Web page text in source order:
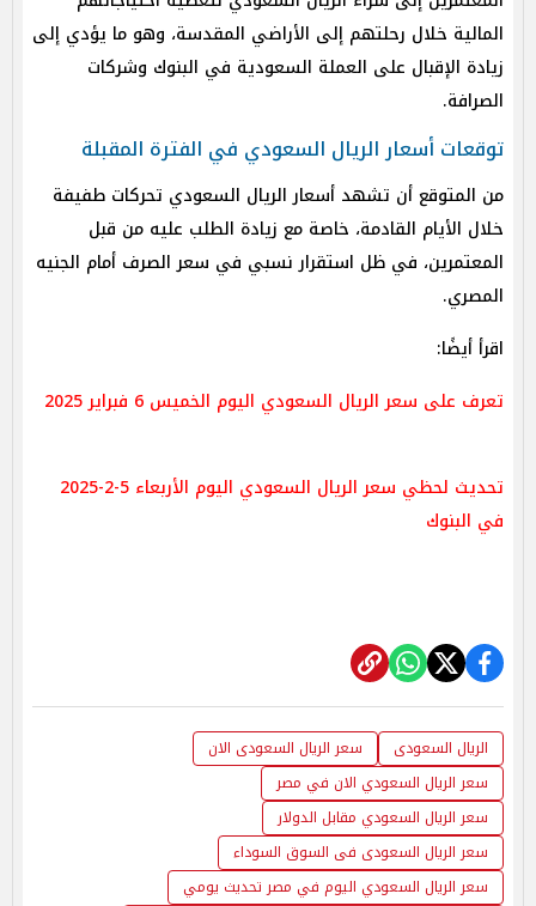
المالية خلال رحلتهم إلى الأراضي المقدسة، وهو ما يؤدي إلى
زيادة الإقبال على العملة السعودية في البنوك وشركات
الصرافة.
توقعات أسعار الريال السعودي في الفترة المقبلة
من المتوقع أن تشهد أسعار الريال السعودي تحركات طفيفة
خلال الأيام القادمة، خاصة مع زيادة الطلب عليه من قبل
المعتمرين، في ظل استقرار نسبي في سعر الصرف أمام الجنيه
المصري.
اقرأ أيضًا:
تعرف على سعر الريال السعودي اليوم الخميس 6 فبراير 2025
تحديث لحظي سعر الريال السعودي اليوم الأربعاء 5-2-2025
في البنوك
الريال السعودى
سعر الريال السعودى الان
سعر الريال السعودي الان في مصر
سعر الريال السعودي مقابل الدولار
سعر الريال السعودى فى السوق السوداء
سعر الريال السعودي اليوم في مصر تحديث يومي